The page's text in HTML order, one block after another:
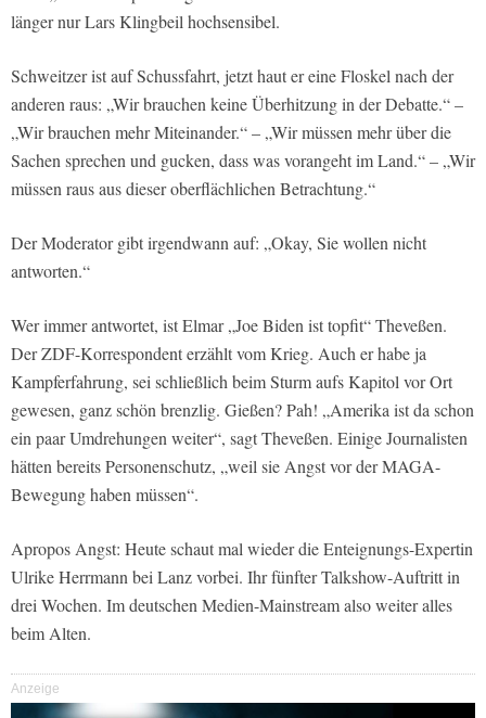
länger nur Lars Klingbeil hochsensibel.
Schweitzer ist auf Schussfahrt, jetzt haut er eine Floskel nach der
anderen raus: „Wir brauchen keine Überhitzung in der Debatte.“ –
„Wir brauchen mehr Miteinander.“ – „Wir müssen mehr über die
Sachen sprechen und gucken, dass was vorangeht im Land.“ – „Wir
müssen raus aus dieser oberflächlichen Betrachtung.“
Der Moderator gibt irgendwann auf: „Okay, Sie wollen nicht
antworten.“
Wer immer antwortet, ist Elmar „Joe Biden ist topfit“ Theveßen.
Der ZDF-Korrespondent erzählt vom Krieg. Auch er habe ja
Kampferfahrung, sei schließlich beim Sturm aufs Kapitol vor Ort
gewesen, ganz schön brenzlig. Gießen? Pah! „Amerika ist da schon
ein paar Umdrehungen weiter“, sagt Theveßen. Einige Journalisten
hätten bereits Personenschutz, „weil sie Angst vor der MAGA-
Bewegung haben müssen“.
Apropos Angst: Heute schaut mal wieder die Enteignungs-Expertin
Ulrike Herrmann bei Lanz vorbei. Ihr fünfter Talkshow-Auftritt in
drei Wochen. Im deutschen Medien-Mainstream also weiter alles
beim Alten.
Anzeige